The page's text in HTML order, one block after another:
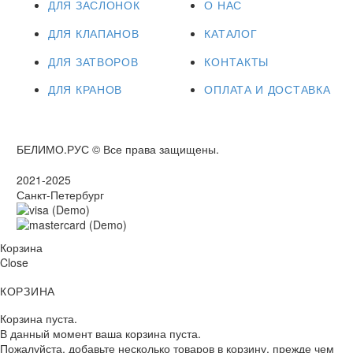
ДЛЯ ЗАСЛОНОК
ДЛЯ КЛАПАНОВ
ДЛЯ ЗАТВОРОВ
ДЛЯ КРАНОВ
О НАС
КАТАЛОГ
КОНТАКТЫ
ОПЛАТА И ДОСТАВКА
БЕЛИМО.РУС © Все права защищены.
2021-2025
Санкт-Петербург
Корзина
Close
КОРЗИНА
Корзина пуста.
В данный момент ваша корзина пуста.
Пожалуйста, добавьте несколько товаров в корзину, прежде чем